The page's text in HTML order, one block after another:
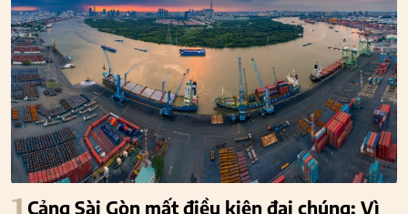
Cảng Sài Gòn mất điều kiện đại chúng: Vì